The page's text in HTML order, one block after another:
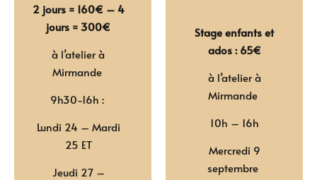
2 jours = 160€ – 4
jours = 300€
à l’atelier à
Mirmande
9h30-16h :
Lundi 24 – Mardi
25 ET
Jeudi 27 –
Stage enfants et
ados : 65€
à l’atelier à
Mirmande
10h – 16h
Mercredi 9
septembre